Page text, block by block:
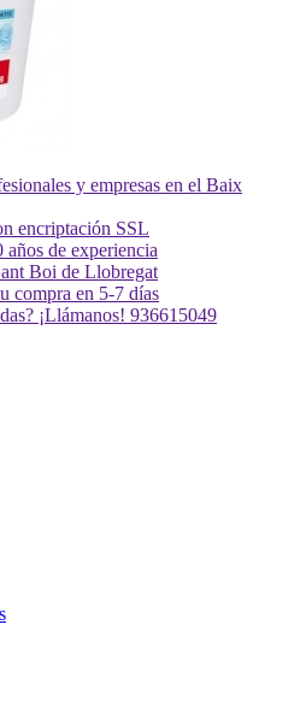
y empresas en el Baix
encriptación SSL
años de experiencia
Boi de Llobregat
compra en 5-7 días
¡Llámanos! 936615049